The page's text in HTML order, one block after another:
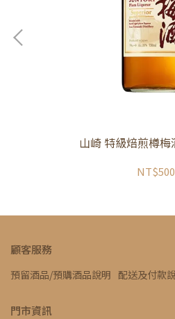
山崎 特級焙煎樽梅
NT$500
顧客服務
預留酒品/預購酒品說明 配送及付款
門市資訊